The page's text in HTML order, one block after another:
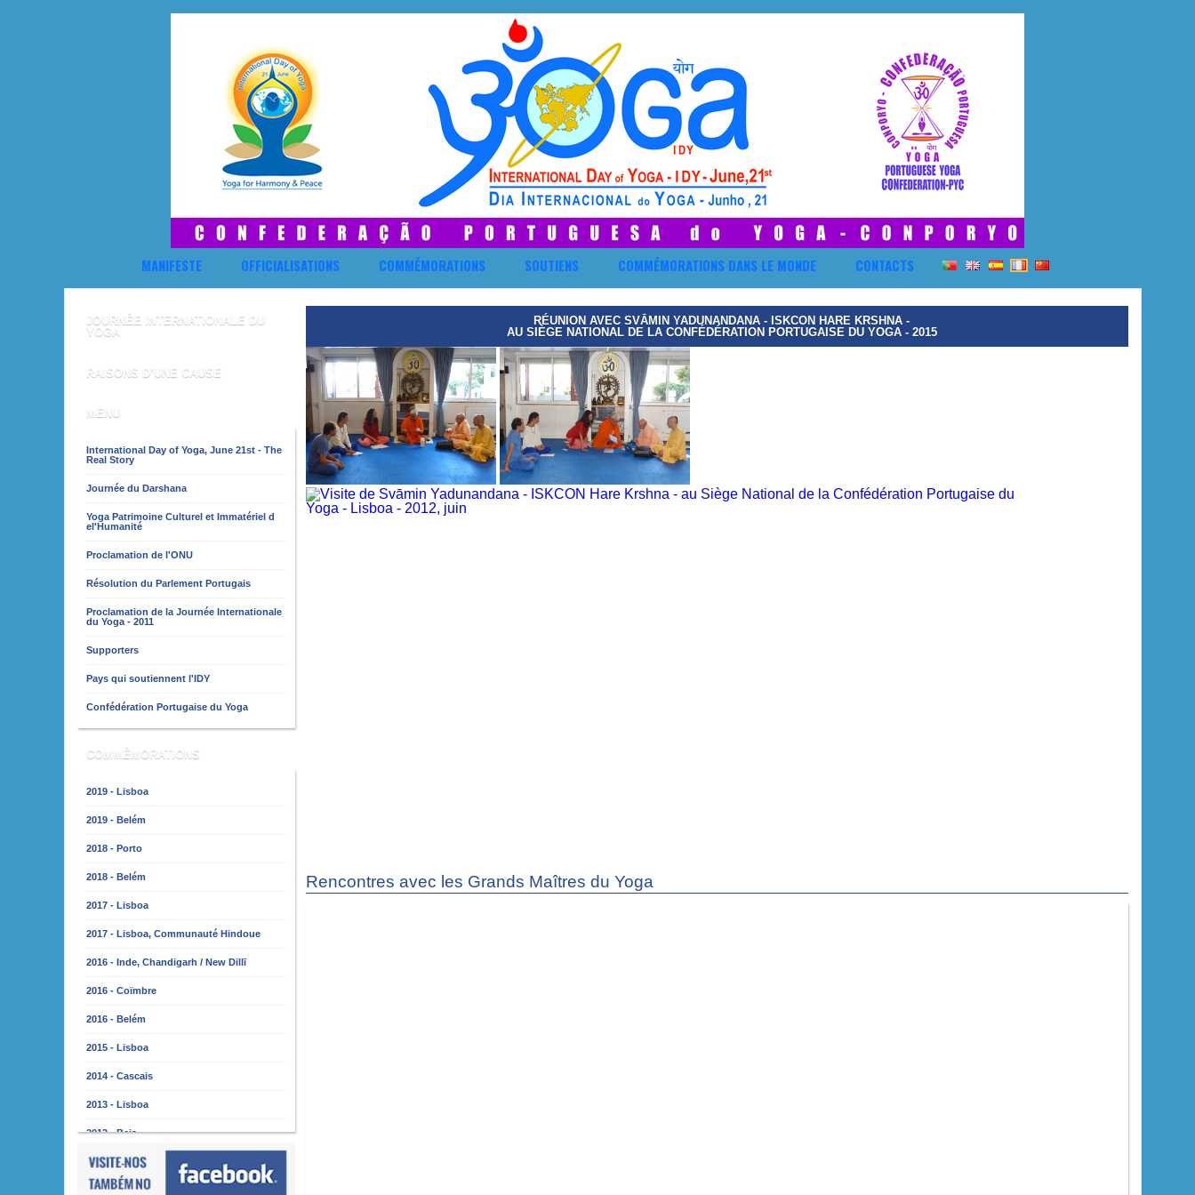
MANIFESTE OFFICIALISATIONS COMMÉMORATIONS SOUTIENS COMMÉMORATIONS DANS LE MONDE CONTACTS
JOURNÉE INTERNATIONALE DU
YOGA
RAISONS D’UNE CAUSE
MENU
International Day of Yoga, June 21st - The
Real Story
Journée du Darshana
Yoga Patrimoine Culturel et Immatériel d
el'Humanité
Proclamation de l'ONU
Résolution du Parlement Portugais
Proclamation de la Journée Internationale
du Yoga - 2011
Supporters
Pays qui soutiennent l'IDY
Confédération Portugaise du Yoga
COMMÉMORATIONS
2019 - Lisboa
2019 - Belém
2018 - Porto
2018 - Belém
2017 - Lisboa
2017 - Lisboa, Communauté Hindoue
2016 - Inde, Chandigarh / New Dillī
2016 - Coïmbre
2016 - Belém
2015 - Lisboa
2014 - Cascais
2013 - Lisboa
2012 - Beja
2011 - Lisbonne
2010 - Almada
RÉUNION AVEC SVĀMIN YADUNANDANA - ISKCON HARE KRSHNA -
AU SIÈGE NATIONAL DE LA CONFÉDÉRATION PORTUGAISE DU YOGA - 2015
Rencontres avec les Grands Maîtres du Yoga